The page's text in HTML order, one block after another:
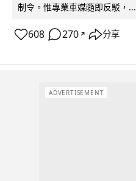
制令。惟專業車媒隨即反駁，...
608 270 ↗ 分享
ADVERTISEMENT